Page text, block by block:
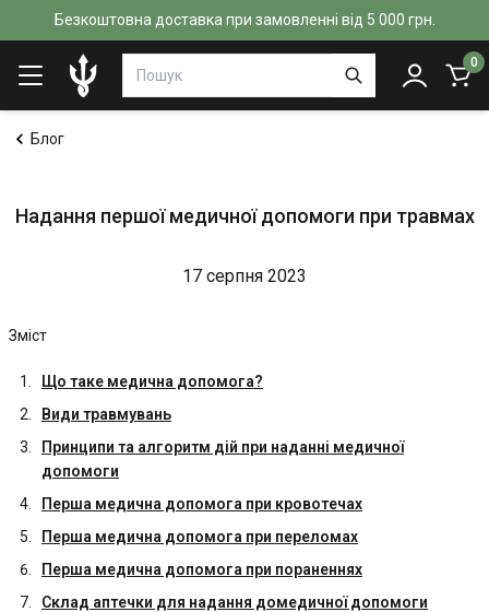
Безкоштовна доставка при замовленні від 5 000 грн.
0
Блог
Надання першої медичної допомоги при травмах
17 серпня 2023
Зміст
Що таке медична допомога?
Види травмувань
Принципи та алгоритм дій при наданні медичної
допомоги
Перша медична допомога при кровотечах
Перша медична допомога при переломах
Перша медична допомога при пораненнях
Склад аптечки для надання домедичної допомоги